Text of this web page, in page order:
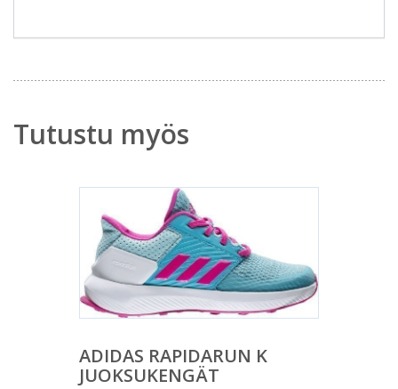
Tutustu myös
ADIDAS RAPIDARUN K
JUOKSUKENGÄT